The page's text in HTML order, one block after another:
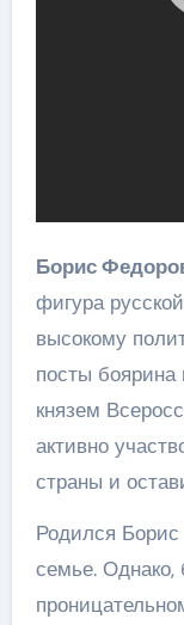
Борис
фигура
высокому
посты боярина
князем
активно
страны и
Родился Борис
семье. Однако,